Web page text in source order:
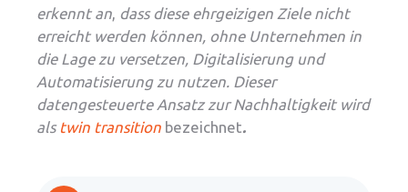
erkennt an, dass diese ehrgeizigen Ziele nicht
erreicht werden können, ohne Unternehmen in
die Lage zu versetzen, Digitalisierung und
Automatisierung zu nutzen. Dieser
datengesteuerte Ansatz zur Nachhaltigkeit wird
als twin transition bezeichnet.